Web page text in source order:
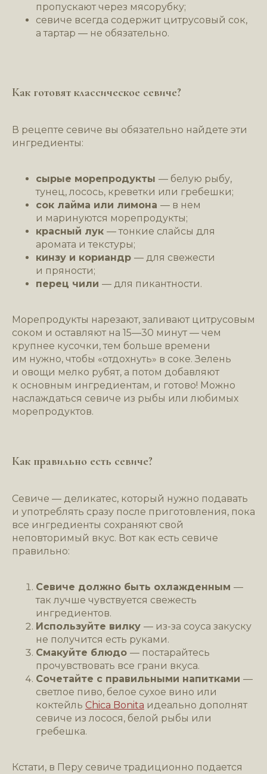
пропускают через мясорубку;
севиче всегда содержит цитрусовый сок,
а тартар — не обязательно.
Как готовят классическое севиче?
В рецепте севиче вы обязательно найдете эти
ингредиенты:
сырые морепродукты — белую рыбу,
тунец, лосось, креветки или гребешки;
сок лайма или лимона — в нем
и маринуются морепродукты;
красный лук — тонкие слайсы для
аромата и текстуры;
кинзу и кориандр — для свежести
и пряности;
перец чили — для пикантности.
Морепродукты нарезают, заливают цитрусовым
соком и оставляют на 15—30 минут — чем
крупнее кусочки, тем больше времени
им нужно, чтобы «отдохнуть» в соке. Зелень
и овощи мелко рубят, а потом добавляют
к основным ингредиентам, и готово! Можно
наслаждаться севиче из рыбы или любимых
морепродуктов.
Как правильно есть севиче?
Севиче — деликатес, который нужно подавать
и употреблять сразу после приготовления, пока
все ингредиенты сохраняют свой
неповторимый вкус. Вот как есть севиче
правильно:
Севиче должно быть охлажденным —
так лучше чувствуется свежесть
ингредиентов.
Используйте вилку — из-за соуса закуску
не получится есть руками.
Смакуйте блюдо — постарайтесь
прочувствовать все грани вкуса.
Сочетайте с правильными напитками —
светлое пиво, белое сухое вино или
коктейль Chica Bonita идеально дополнят
севиче из лосося, белой рыбы или
гребешка.
Кстати, в Перу севиче традиционно подается